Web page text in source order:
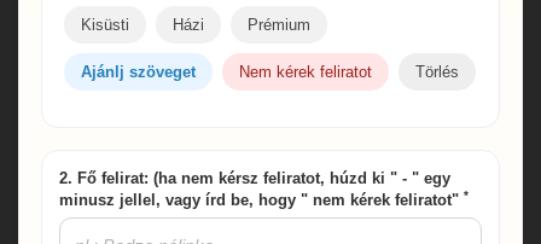
Kisüsti Házi Prémium
Ajánlj szöveget Nem kérek feliratot Törlés
2. Fő felirat: (ha nem kérsz feliratot, húzd ki " - " egy
minusz jellel, vagy írd be, hogy " nem kérek feliratot" *